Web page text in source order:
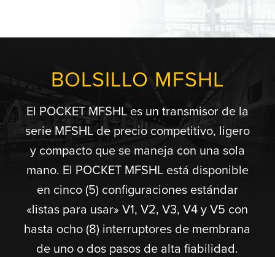
BOLSILLO MFSHL
El POCKET MFSHL es un transmisor de la
serie MFSHL de precio competitivo, ligero
y compacto que se maneja con una sola
mano. El POCKET MFSHL está disponible
en cinco (5) configuraciones estándar
«listas para usar» V1, V2, V3, V4 y V5 con
hasta ocho (8) interruptores de membrana
de uno o dos pasos de alta fiabilidad.